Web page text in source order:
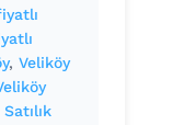
, Veliköy